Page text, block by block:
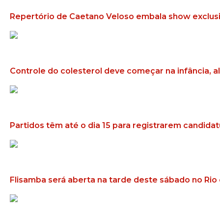
Repertório de Caetano Veloso embala show
Controle do colesterol deve começar na infância,
Partidos têm até o dia 15 para registrarem
Flisamba será aberta na tarde deste sábado no Rio